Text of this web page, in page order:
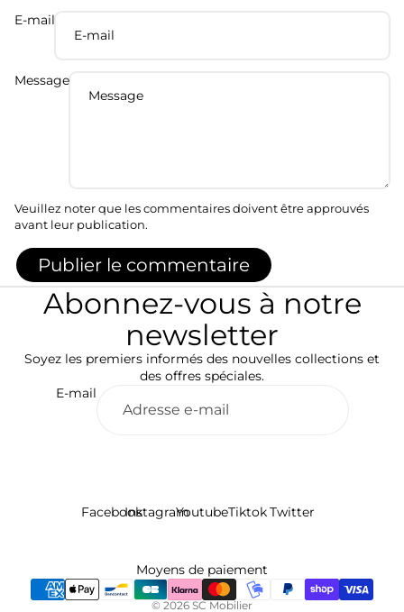
E-mail
Message
Veuillez noter que les commentaires doivent être approuvés
avant leur publication.
Publier le commentaire
Abonnez-vous à notre
newsletter
Soyez les premiers informés des nouvelles collections et
des offres spéciales.
E-mail
FacebookInstagramYoutubeTiktokTwitter
Moyens de paiement
© 2026 SC Mobilier
Conditions d’utilisation
Politique d’expédition
Mentions légales